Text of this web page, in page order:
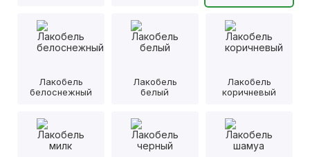
Лакобель
белоснежный
Лакобель
белый
Лакобель
коричневый